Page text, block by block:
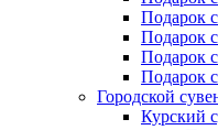
Подарок
Подарок
Подарок
Подарок
Городской
Курский